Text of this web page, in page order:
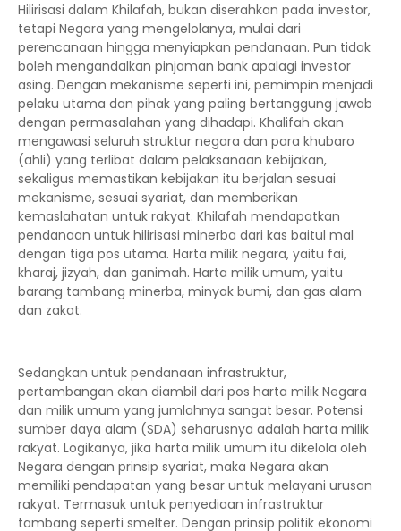
Hilirisasi dalam Khilafah, bukan diserahkan pada investor,
tetapi Negara yang mengelolanya, mulai dari
perencanaan hingga menyiapkan pendanaan. Pun tidak
boleh mengandalkan pinjaman bank apalagi investor
asing. Dengan mekanisme seperti ini, pemimpin menjadi
pelaku utama dan pihak yang paling bertanggung jawab
dengan permasalahan yang dihadapi. Khalifah akan
mengawasi seluruh struktur negara dan para khubaro
(ahli) yang terlibat dalam pelaksanaan kebijakan,
sekaligus memastikan kebijakan itu berjalan sesuai
mekanisme, sesuai syariat, dan memberikan
kemaslahatan untuk rakyat. Khilafah mendapatkan
pendanaan untuk hilirisasi minerba dari kas baitul mal
dengan tiga pos utama. Harta milik negara, yaitu fai,
kharaj, jizyah, dan ganimah. Harta milik umum, yaitu
barang tambang minerba, minyak bumi, dan gas alam
dan zakat.
Sedangkan untuk pendanaan infrastruktur,
pertambangan akan diambil dari pos harta milik Negara
dan milik umum yang jumlahnya sangat besar. Potensi
sumber daya alam (SDA) seharusnya adalah harta milik
rakyat. Logikanya, jika harta milik umum itu dikelola oleh
Negara dengan prinsip syariat, maka Negara akan
memiliki pendapatan yang besar untuk melayani urusan
rakyat. Termasuk untuk penyediaan infrastruktur
tambang seperti smelter. Dengan prinsip politik ekonomi